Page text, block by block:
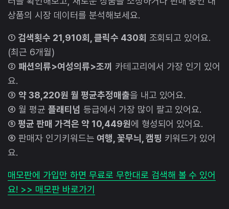
상품의 시장 데이터를 분석해보세요.
① 검색횟수 21,910회, 클릭수 430회 조회되고 있어요.
(최근 6개월)
② 패션의류>여성의류>조끼 카테고리에서 가장 인기 있어
요.
③ 약 38,220원 월 평균추정매출을 내고 있어요.
④ 월 평균 플래티넘 등급에서 가장 많이 팔고 있어요.
⑤ 평균 판매 가격은 약 10,449원에 형성되어 있어요.
⑥ 판매자 인기키워드는 여행, 꽃무늬, 캠핑 키워드가 있어
요.
매모판에 가입만 하면 무료로 무한대로 검색해 볼 수 있어
요! >> 매모판 바로가기